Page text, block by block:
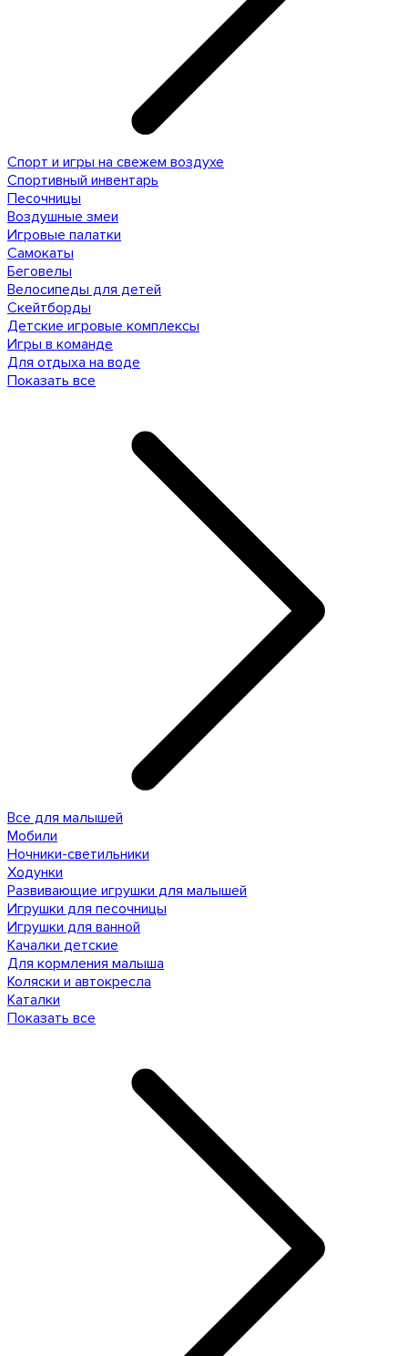
Спорт и игры на свежем воздухе
Спортивный инвентарь
Песочницы
Воздушные змеи
Игровые палатки
Самокаты
Беговелы
Велосипеды для детей
Скейтборды
Детские игровые комплексы
Игры в команде
Для отдыха на воде
Показать все
Все для малышей
Мобили
Ночники-светильники
Ходунки
Развивающие игрушки для малышей
Игрушки для песочницы
Игрушки для ванной
Качалки детские
Для кормления малыша
Коляски и автокресла
Каталки
Показать все